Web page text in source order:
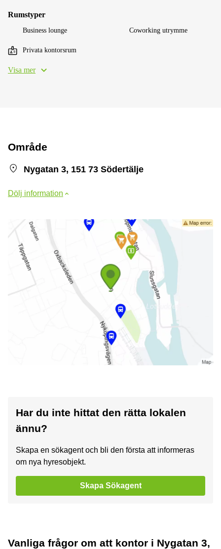
Rumstyper
Business lounge Coworking utrymme
Privata kontorsrum
Visa mer
Område
Nygatan 3, 151 73 Södertälje
Dölj information
Har du inte hittat den rätta lokalen
ännu?
Skapa en sökagent och bli den första att informeras
om nya hyresobjekt.
Skapa Sökagent
Vanliga frågor om att kontor i Nygatan 3,